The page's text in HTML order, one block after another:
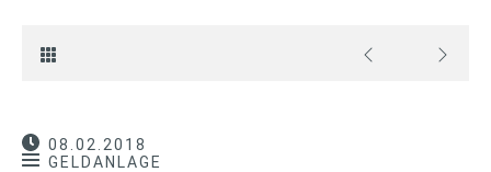
08.02.2018
GELDANLAGE